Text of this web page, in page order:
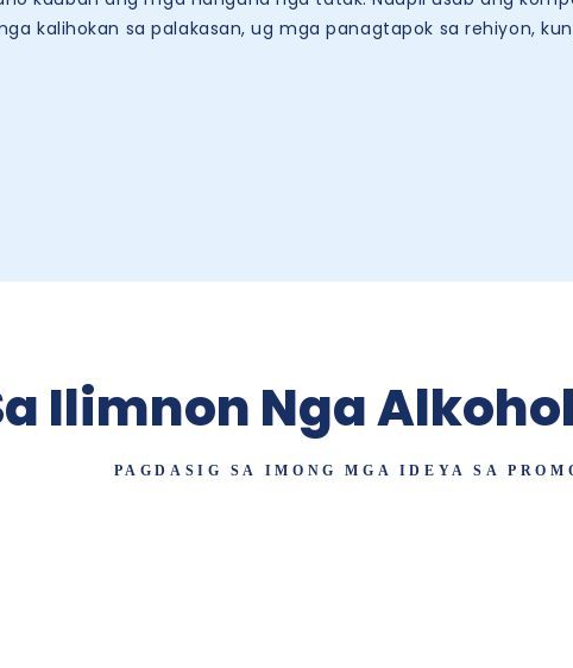
kalihokan sa palakasan, ug mga panagtapok sa rehiyon,
Ilimnon Nga Alkohol
PAGDASIG SA IMONG MGA IDEYA SA